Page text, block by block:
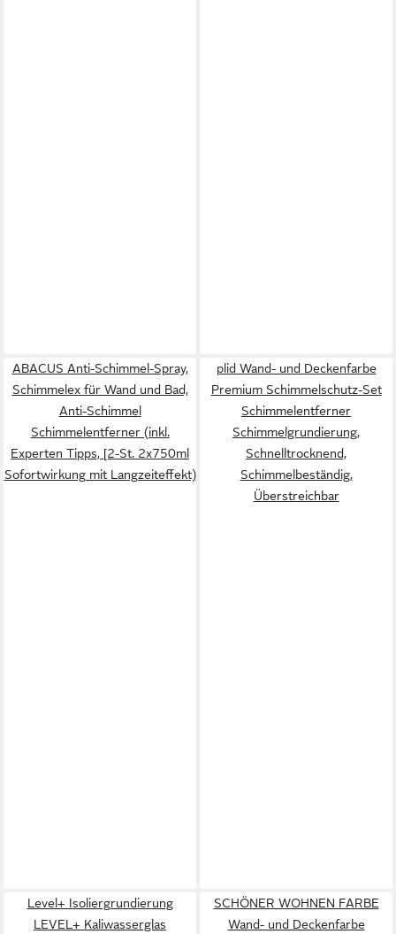
ABACUS Anti-Schimmel-Spray,
Schimmelex für Wand und Bad,
Anti-Schimmel
Schimmelentferner (inkl.
Experten Tipps, [2-St. 2x750ml
Sofortwirkung mit Langzeiteffekt)
plid Wand- und Deckenfarbe
Premium Schimmelschutz-Set
Schimmelentferner
Schimmelgrundierung,
Schnelltrocknend,
Schimmelbeständig,
Überstreichbar
Level+ Isoliergrundierung
LEVEL+ Kaliwasserglas
SCHÖNER WOHNEN FARBE
Wand- und Deckenfarbe